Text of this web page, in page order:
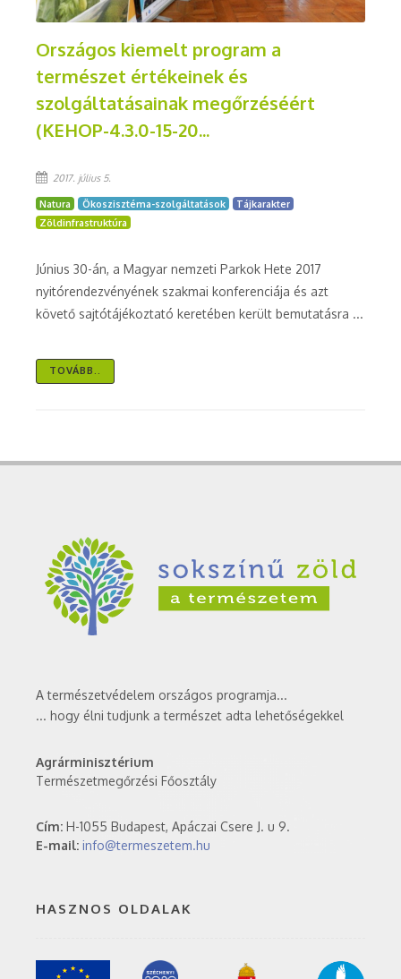
Országos kiemelt program a
természet értékeinek és
szolgáltatásainak megőrzéséért
(KEHOP-4.3.0-15-20...
2017. július 5.
Natura Ökoszisztéma-szolgáltatások
Tájkarakter
Zöldinfrastruktúra
Június 30-án, a Magyar nemzeti Parkok Hete 2017
nyitórendezvényének szakmai konferenciája és azt
követő sajtótájékoztató keretében került bemutatásra ...
TOVÁBB..
A természetvédelem országos programja...
... hogy élni tudjunk a természet adta lehetőségekkel
Agrárminisztérium
Természetmegőrzési Főosztály
Cím: H-1055 Budapest, Apáczai Csere J. u 9.
E-mail: info@termeszetem.hu
HASZNOS OLDALAK